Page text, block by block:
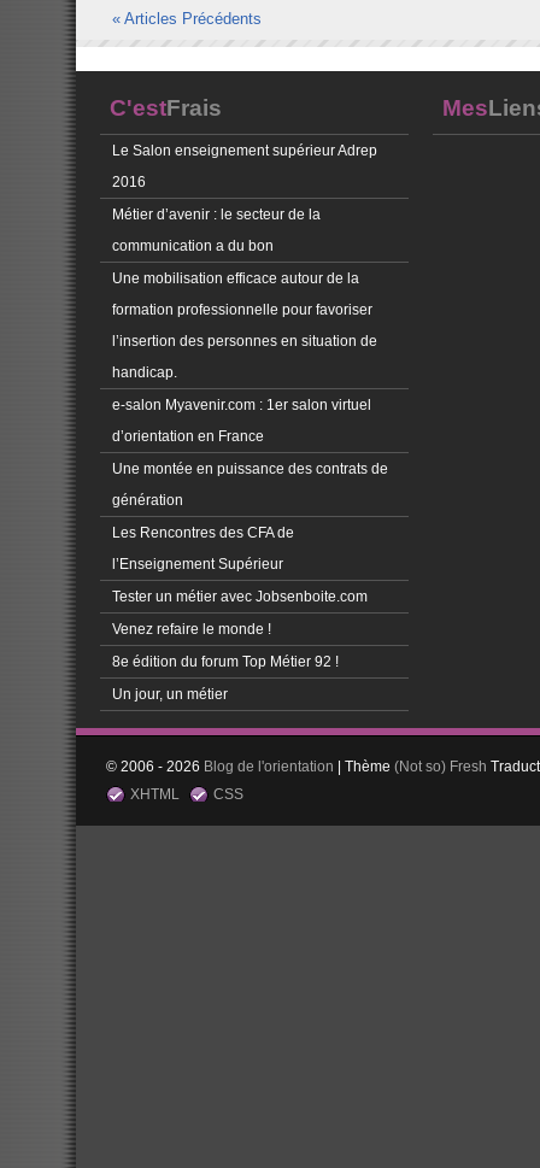
« Articles Précédents
C'estFrais
Le Salon enseignement supérieur Adrep
2016
Métier d’avenir : le secteur de la
communication a du bon
Une mobilisation efficace autour de la
formation professionnelle pour favoriser
l’insertion des personnes en situation de
handicap.
e-salon Myavenir.com : 1er salon virtuel
d’orientation en France
Une montée en puissance des contrats de
génération
Les Rencontres des CFA de
l’Enseignement Supérieur
Tester un métier avec Jobsenboite.com
Venez refaire le monde !
8e édition du forum Top Métier 92 !
Un jour, un métier
Mes
© 2006 - 2026 Blog de l'orientation | Thème (Not so) Fresh
XHTML
CSS